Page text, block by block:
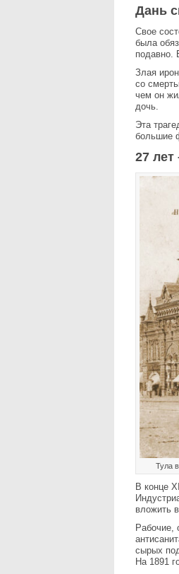
Дань
Свое
была
подавно.
Злая
со
чем он
дочь.
Эта
большие
27 лет
Тула
В конце
вложить
Рабочие,
сырых
На 1891